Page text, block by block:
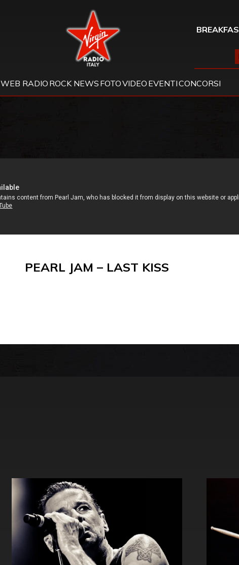
Virgin Radio
WEB RADIO ROCK NEWS FOTOVIDEO EVENTICONCORSI
PEARL JAM – LAST KISS